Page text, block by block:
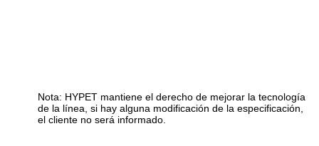
Nota: HYPET mantiene el derecho de mejorar la tecnología
de la línea, si hay alguna modificación de la especificación,
el cliente no será informado.